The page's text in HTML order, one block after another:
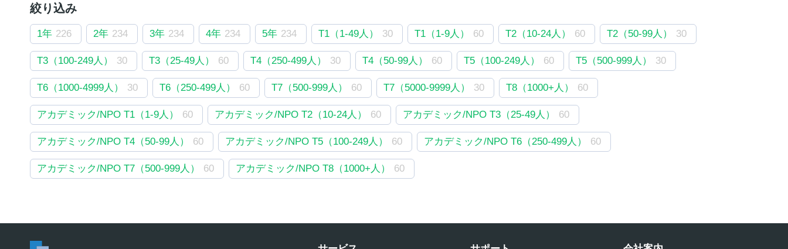
絞り込み
1年 226 2年 234 3年 234 4年 234 5年 234 T1（1-49人） 30 T1（1-9人） 60 T2（10-24人） 60 T2（50-99人） 30
T3（100-249人） 30 T3（25-49人） 60 T4（250-499人） 30 T4（50-99人） 60 T5（100-249人） 60 T5（500-999人） 30
T6（1000-4999人） 30 T6（250-499人） 60 T7（500-999人） 60 T7（5000-9999人） 30 T8（1000+人） 60
アカデミック/NPO T1（1-9人） 60 アカデミック/NPO T2（10-24人） 60 アカデミック/NPO T3（25-49人） 60
アカデミック/NPO T4（50-99人） 60 アカデミック/NPO T5（100-249人） 60 アカデミック/NPO T6（250-499人） 60
アカデミック/NPO T7（500-999人） 60 アカデミック/NPO T8（1000+人） 60